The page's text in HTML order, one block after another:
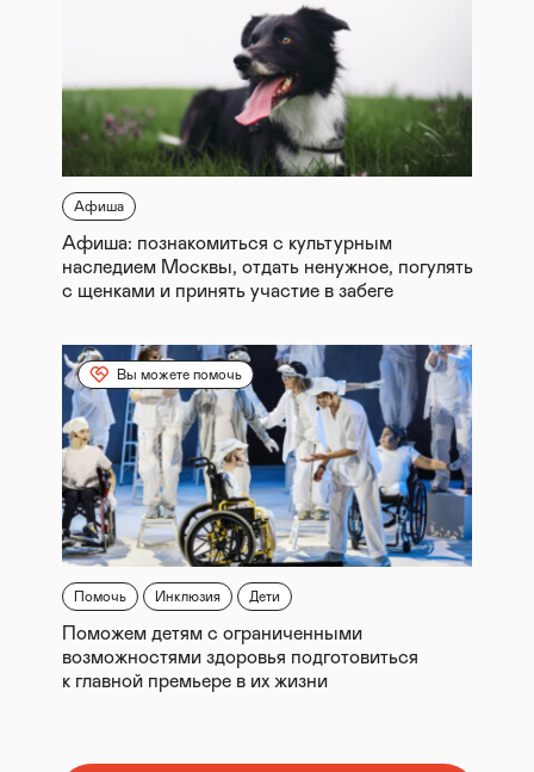
Афиша
Афиша: познакомиться с культурным
наследием Москвы, отдать ненужное, погулять
с щенками и принять участие в забеге
Вы можете помочь
Помочь Инклюзия Дети
Поможем детям с ограниченными
возможностями здоровья подготовиться
к главной премьере в их жизни